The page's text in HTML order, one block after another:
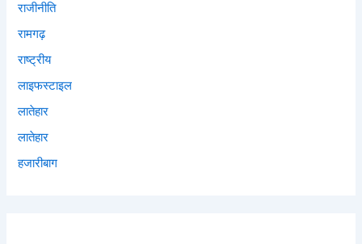
राजीनीति
रामगढ़
राष्ट्रीय
लाइफस्टाइल
लातेहार
लातेहार
हजारीबाग